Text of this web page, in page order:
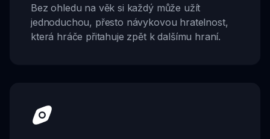
Bez ohledu na věk si každý může užít
jednoduchou, přesto návykovou hratelnost,
která hráče přitahuje zpět k dalšímu hraní.